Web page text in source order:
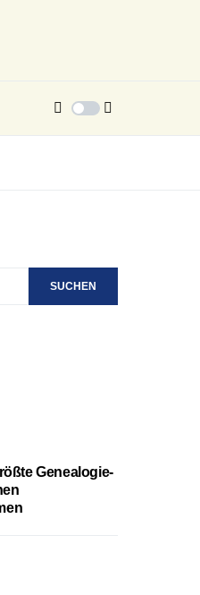
SUCHEN
Genealogie-